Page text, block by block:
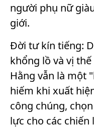
người phụ nữ
giới.
Đời tư kín tiếng:
khổng lồ và vị
Hằng vẫn là một
hiếm khi xuất
công chúng,
lực cho các